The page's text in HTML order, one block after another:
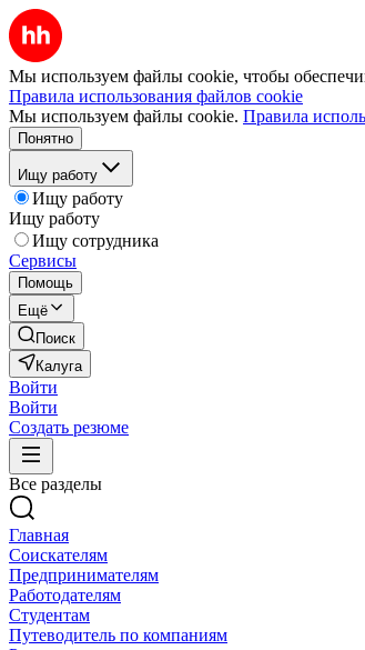
Мы используем файлы cookie, чтобы
Правила использования файлов cookie
Мы используем файлы cookie. Правила
Понятно
Ищу работу
Ищу работу
Ищу работу
Ищу сотрудника
Сервисы
Помощь
Ещё
Поиск
Калуга
Войти
Войти
Создать резюме
Все разделы
Главная
Соискателям
Предпринимателям
Работодателям
Студентам
Путеводитель по компаниям